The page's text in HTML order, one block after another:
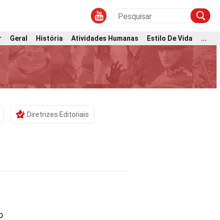
Geral História Atividades Humanas Estilo De Vida ...
Diretrizes Editoriais